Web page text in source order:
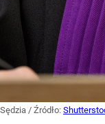
Sędzia / Źródło: